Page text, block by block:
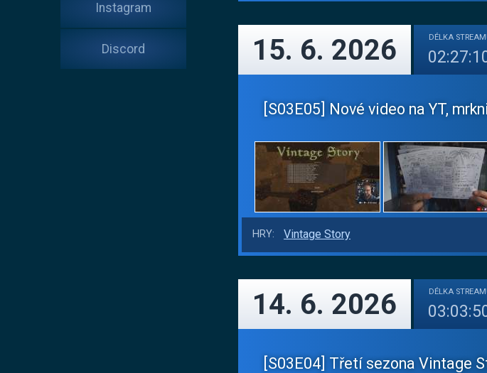
Instagram
Discord 15. 6. 2026 DÉLKA
[S03E05] Nové video na YT,
HRY: Vintage Story
14. 6. 2026 DÉLKA
[S03E04] Třetí sezona Vintage